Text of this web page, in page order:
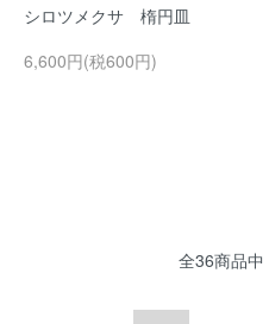
シロツメクサ 楕円皿
6,600円(税600円)
全36商品中